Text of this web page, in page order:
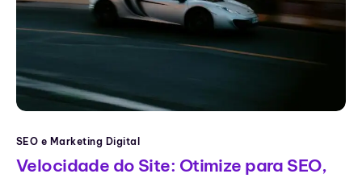
SEO e Marketing Digital
Velocidade do Site: Otimize para SEO,